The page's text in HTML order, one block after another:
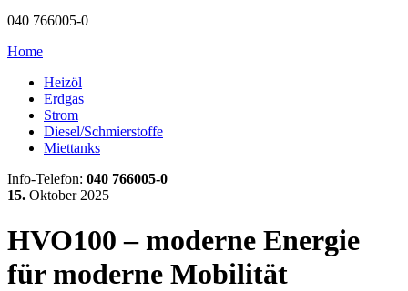
040 766005-0
Home
Heizöl
Erdgas
Strom
Diesel/Schmierstoffe
Miettanks
Info-Telefon: 040 766005-0
15. Oktober 2025
HVO100 – moderne Energie
für moderne Mobilität